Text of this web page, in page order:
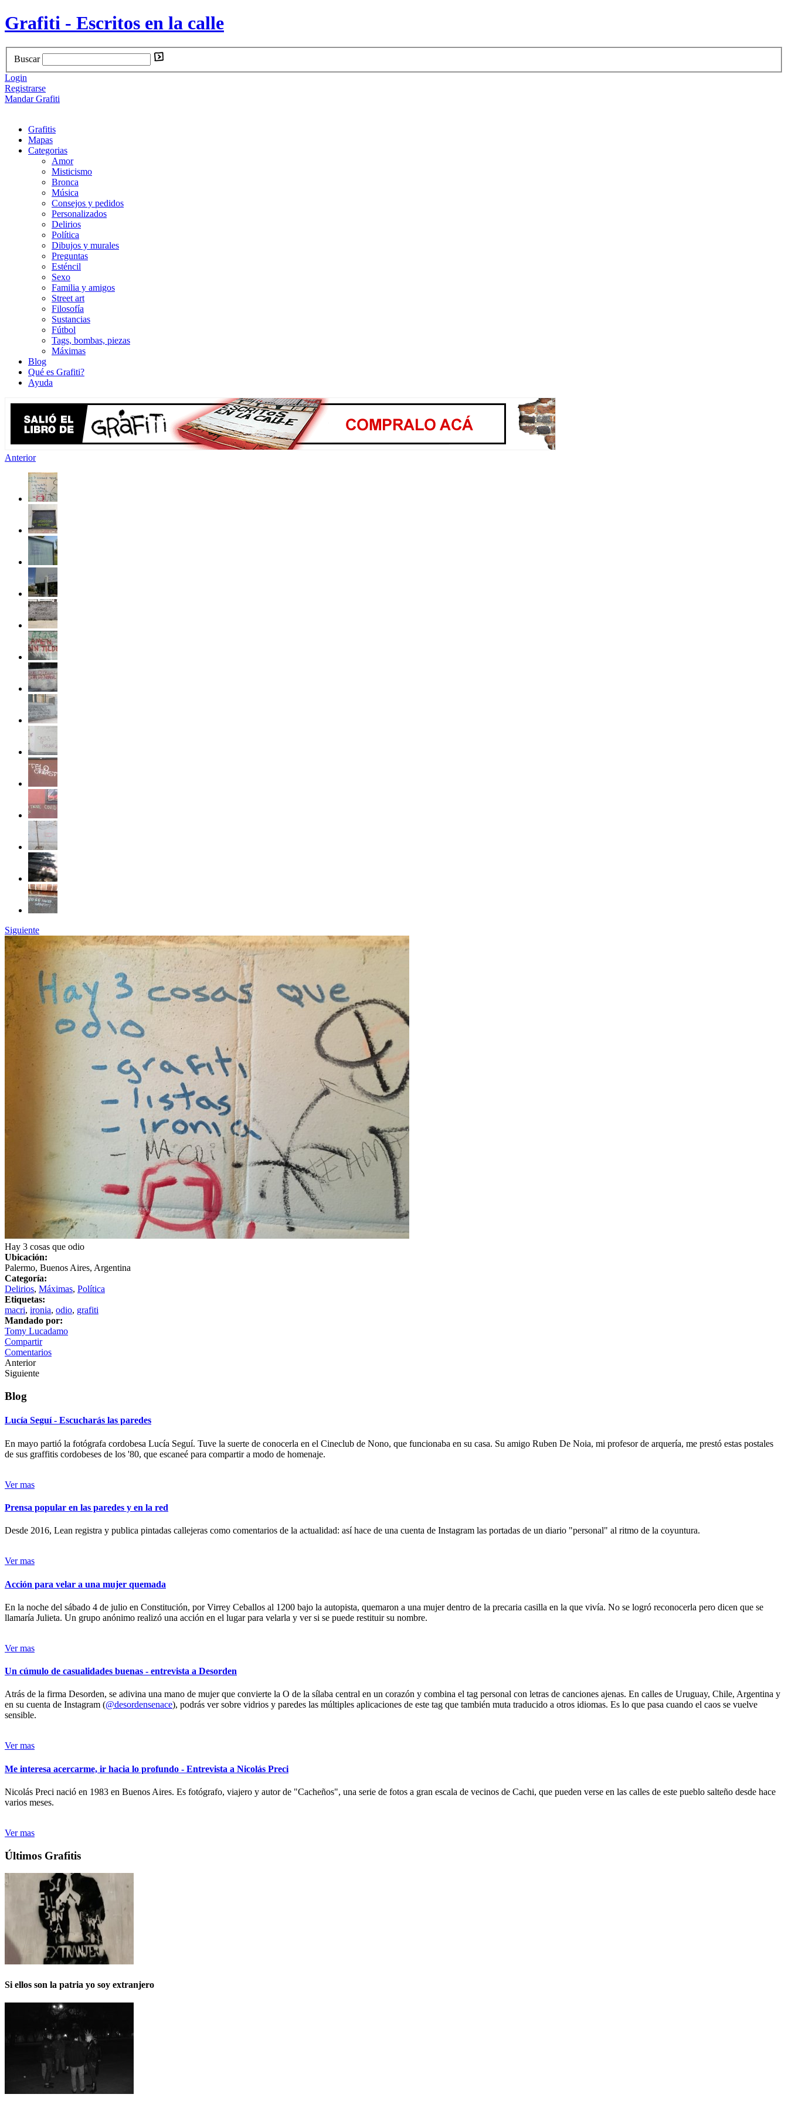
Grafiti - Escritos en la calle
Buscar
Login
Registrarse
Mandar Grafiti
Grafitis
Mapas
Categorias
Amor
Misticismo
Bronca
Música
Consejos y pedidos
Personalizados
Delirios
Política
Dibujos y murales
Preguntas
Esténcil
Sexo
Familia y amigos
Street art
Filosofía
Sustancias
Fútbol
Tags, bombas, piezas
Máximas
Blog
Qué es Grafiti?
Ayuda
Anterior
Siguiente
Hay 3 cosas que odio
Ubicación:
Palermo, Buenos Aires, Argentina
Categoría:
Delirios, Máximas, Política
Etiquetas:
macri, ironia, odio, grafiti
Mandado por:
Tomy Lucadamo
Compartir
Comentarios
Anterior
Siguiente
Blog
Lucía Seguí - Escucharás las paredes
En mayo partió la fotógrafa cordobesa Lucía Seguí. Tuve la suerte de conocerla en el Cineclub de Nono, que funcionaba en su casa. Su amigo Ruben De Noia, mi profesor de arquería, me prestó estas postales
de sus graffitis cordobeses de los '80, que escaneé para compartir a modo de homenaje.
Ver mas
Prensa popular en las paredes y en la red
Desde 2016, Lean registra y publica pintadas callejeras como comentarios de la actualidad: así hace de una cuenta de Instagram las portadas de un diario "personal" al ritmo de la coyuntura.
Ver mas
Acción para velar a una mujer quemada
En la noche del sábado 4 de julio en Constitución, por Virrey Ceballos al 1200 bajo la autopista, quemaron a una mujer dentro de la precaria casilla en la que vivía. No se logró reconocerla pero dicen que se
llamaría Julieta. Un grupo anónimo realizó una acción en el lugar para velarla y ver si se puede restituir su nombre.
Ver mas
Un cúmulo de casualidades buenas - entrevista a Desorden
Atrás de la firma Desorden, se adivina una mano de mujer que convierte la O de la sílaba central en un corazón y combina el tag personal con letras de canciones ajenas. En calles de Uruguay, Chile, Argentina y
en su cuenta de Instagram (@desordensenace), podrás ver sobre vidrios y paredes las múltiples aplicaciones de este tag que también muta traducido a otros idiomas. Es lo que pasa cuando el caos se vuelve
sensible.
Ver mas
Me interesa acercarme, ir hacia lo profundo - Entrevista a Nicolás Preci
Nicolás Preci nació en 1983 en Buenos Aires. Es fotógrafo, viajero y autor de "Cacheños", una serie de fotos a gran escala de vecinos de Cachi, que pueden verse en las calles de este pueblo salteño desde hace
varios meses.
Ver mas
Últimos Grafitis
Si ellos son la patria yo soy extranjero